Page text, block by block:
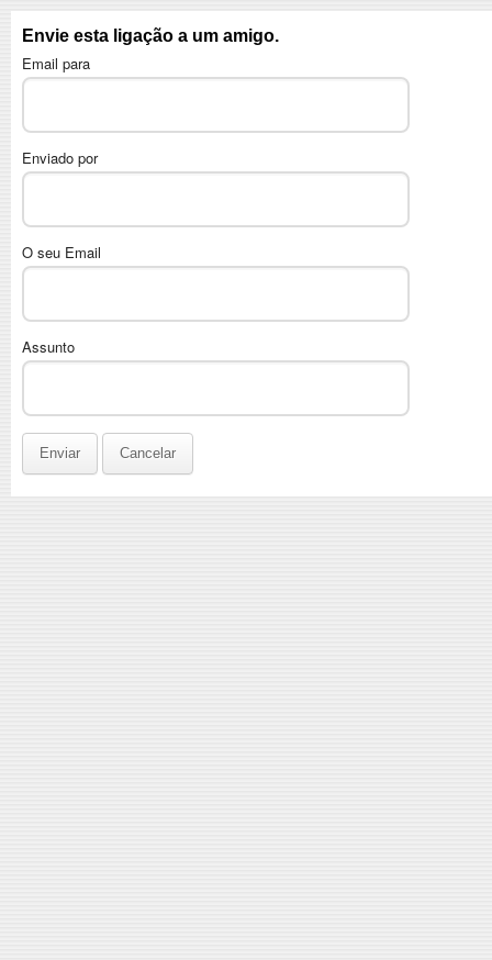
Envie esta ligação a um amigo.
Email para
Enviado por
O seu Email
Assunto